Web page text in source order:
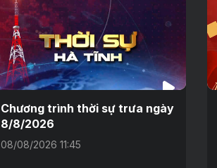
Chương trình thời sự trưa ngày
8/8/2026
08/08/2026 11:45